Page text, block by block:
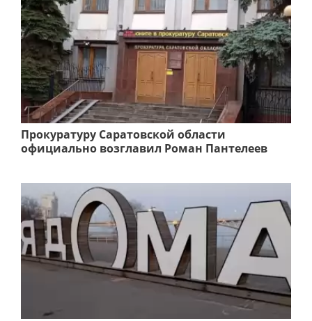
Прокуратуру Саратовской области
официально возглавил Роман Пантелеев